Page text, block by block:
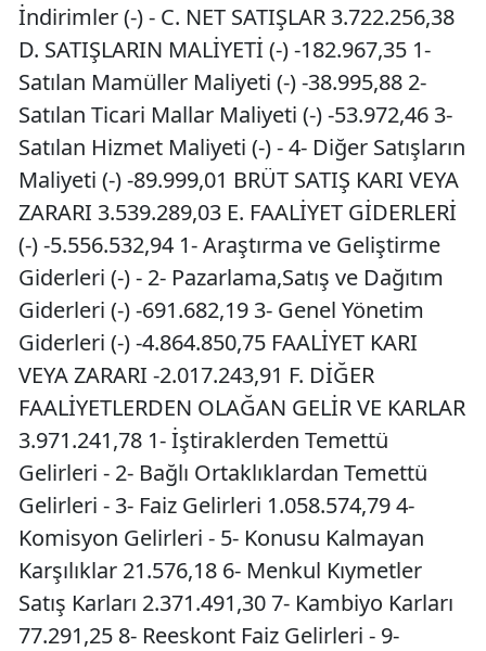
İndirimler (-) - C. NET SATIŞLAR 3.722.256,38
D. SATIŞLARIN MALİYETİ (-) -182.967,35 1-
Satılan Mamüller Maliyeti (-) -38.995,88 2-
Satılan Ticari Mallar Maliyeti (-) -53.972,46 3-
Satılan Hizmet Maliyeti (-) - 4- Diğer Satışların
Maliyeti (-) -89.999,01 BRÜT SATIŞ KARI VEYA
ZARARI 3.539.289,03 E. FAALİYET GİDERLERİ
(-) -5.556.532,94 1- Araştırma ve Geliştirme
Giderleri (-) - 2- Pazarlama,Satış ve Dağıtım
Giderleri (-) -691.682,19 3- Genel Yönetim
Giderleri (-) -4.864.850,75 FAALİYET KARI
VEYA ZARARI -2.017.243,91 F. DİĞER
FAALİYETLERDEN OLAĞAN GELİR VE KARLAR
3.971.241,78 1- İştiraklerden Temettü
Gelirleri - 2- Bağlı Ortaklıklardan Temettü
Gelirleri - 3- Faiz Gelirleri 1.058.574,79 4-
Komisyon Gelirleri - 5- Konusu Kalmayan
Karşılıklar 21.576,18 6- Menkul Kıymetler
Satış Karları 2.371.491,30 7- Kambiyo Karları
77.291,25 8- Reeskont Faiz Gelirleri - 9-